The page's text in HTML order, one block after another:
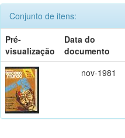
Conjunto de itens:
Pré-
visualização
Data do
documento
nov-1981